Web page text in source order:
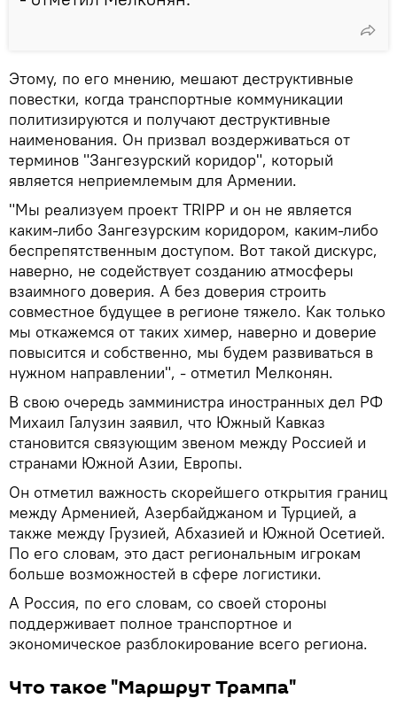
Этому, по его мнению, мешают деструктивные
повестки, когда транспортные коммуникации
политизируются и получают деструктивные
наименования. Он призвал воздерживаться от
терминов "Зангезурский коридор", который
является неприемлемым для Армении.
"Мы реализуем проект TRIPP и он не является
каким-либо Зангезурским коридором, каким-либо
беспрепятственным доступом. Вот такой дискурс,
наверно, не содействует созданию атмосферы
взаимного доверия. А без доверия строить
совместное будущее в регионе тяжело. Как только
мы откажемся от таких химер, наверно и доверие
повысится и собственно, мы будем развиваться в
нужном направлении", - отметил Мелконян.
В свою очередь замминистра иностранных дел РФ
Михаил Галузин заявил, что Южный Кавказ
становится связующим звеном между Россией и
странами Южной Азии, Европы.
Он отметил важность скорейшего открытия границ
между Арменией, Азербайджаном и Турцией, а
также между Грузией, Абхазией и Южной Осетией.
По его словам, это даст региональным игрокам
больше возможностей в сфере логистики.
А Россия, по его словам, со своей стороны
поддерживает полное транспортное и
экономическое разблокирование всего региона.
Что такое "Маршрут Трампа"